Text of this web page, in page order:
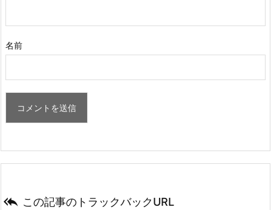
名前
 この記事のトラックバックURL